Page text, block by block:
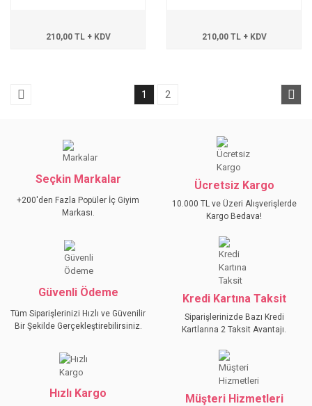
210,00 TL + KDV 210,00 TL + KDV
1 2
Seçkin Markalar
+200'den Fazla Popüler İç Giyim
Markası.
Ücretsiz Kargo
10.000 TL ve Üzeri Alışverişlerde
Kargo Bedava!
Güvenli Ödeme
Tüm Siparişlerinizi Hızlı ve Güvenilir
Bir Şekilde Gerçekleştirebilirsiniz.
Kredi Kartına Taksit
Siparişlerinizde Bazı Kredi
Kartlarına 2 Taksit Avantajı.
Hızlı Kargo Müşteri Hizmetleri